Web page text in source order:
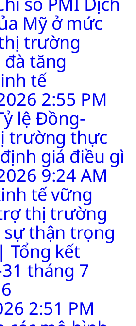
Mỹ ở mức
trường
tăng
tế
2:55 PM
lệ Đồng-
trường thực
giá điều gì
9:24 AM
tế vững
thị trường
sự thận trọng
Tổng kết
tháng 7
2:51 PM